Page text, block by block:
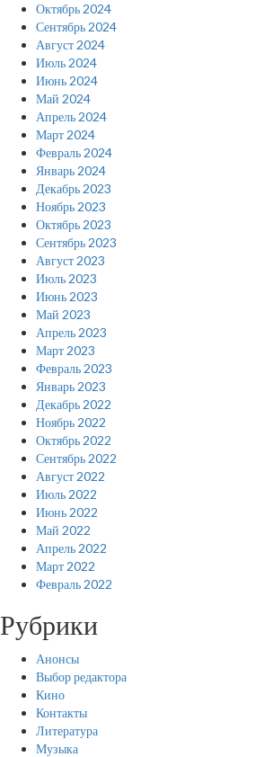
Октябрь 2024
Сентябрь 2024
Август 2024
Июль 2024
Июнь 2024
Май 2024
Апрель 2024
Март 2024
Февраль 2024
Январь 2024
Декабрь 2023
Ноябрь 2023
Октябрь 2023
Сентябрь 2023
Август 2023
Июль 2023
Июнь 2023
Май 2023
Апрель 2023
Март 2023
Февраль 2023
Январь 2023
Декабрь 2022
Ноябрь 2022
Октябрь 2022
Сентябрь 2022
Август 2022
Июль 2022
Июнь 2022
Май 2022
Апрель 2022
Март 2022
Февраль 2022
Рубрики
Анонсы
Выбор редактора
Кино
Контакты
Литература
Музыка